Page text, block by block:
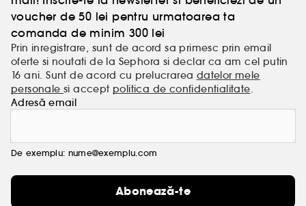
voucher de 50 lei pentru urmatoarea ta
comanda de minim 300 lei
Prin inregistrare, sunt de acord sa primesc prin email
oferte si noutati de la Sephora si declar ca am cel putin
16 ani. Sunt de acord cu prelucrarea datelor mele
personalesi accept politica de confidentialitate.
Adresă email
De exemplu: nume@exemplu.com
Abonează-te